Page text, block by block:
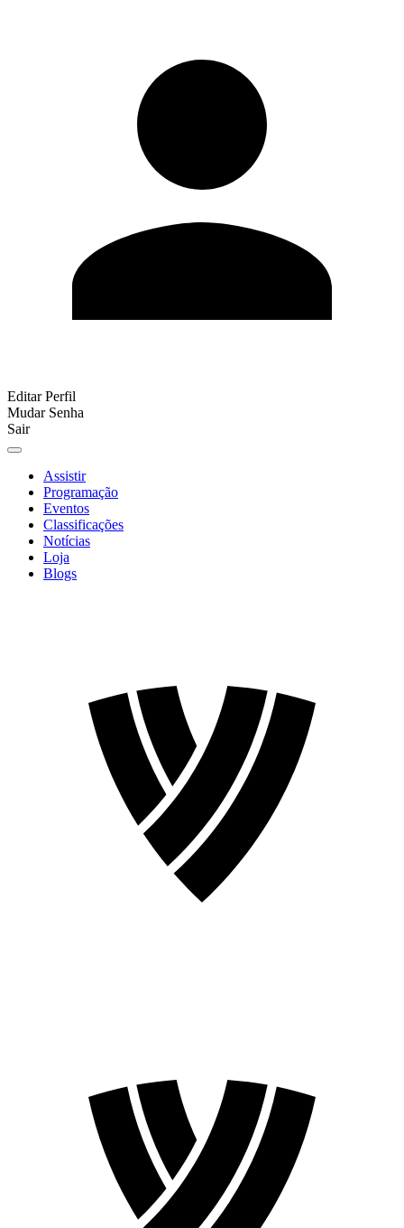
Editar Perfil
Mudar Senha
Sair
Assistir
Programação
Eventos
Classificações
Notícias
Loja
Blogs